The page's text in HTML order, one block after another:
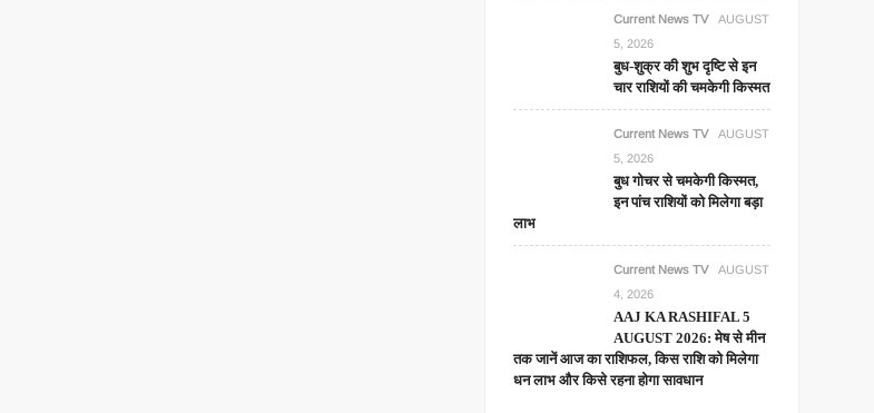
Current News TV
AUGUST
5, 2026
बुध-शुक्र की शुभ दृष्टि से इन
चार राशियों की चमकेगी किस्मत
Current News TV
AUGUST
5, 2026
बुध गोचर से चमकेगी किस्मत,
इन पांच राशियों को मिलेगा बड़ा
लाभ
Current News TV
AUGUST
4, 2026
AAJ KA RASHIFAL 5
AUGUST 2026: मेष से मीन
तक जानें आज का राशिफल, किस राशि को मिलेगा
धन लाभ और किसे रहना होगा सावधान